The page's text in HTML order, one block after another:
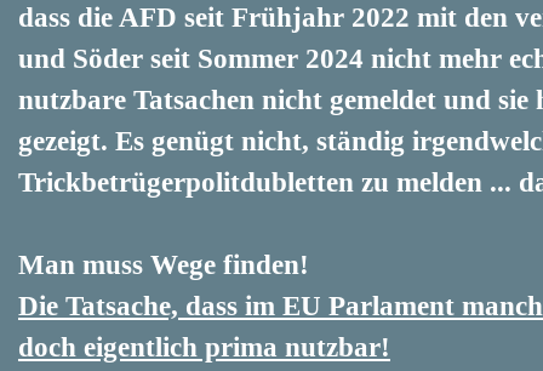
dass die AFD seit Frühjahr 2022 mit den
und Söder seit Sommer 2024 nicht mehr
nutzbare Tatsachen nicht gemeldet und sie
gezeigt. Es genügt nicht, ständig
Trickbetrügerpolitdubletten zu melden ...
Man muss Wege finden!
Die Tatsache, dass im EU Parlament
doch eigentlich prima nutzbar!